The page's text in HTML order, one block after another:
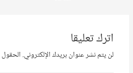
اترك تعليقا
لن يتم نشر عنوان بريدك الإلكتروني. الحقول